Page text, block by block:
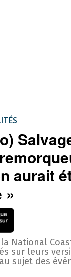
aurait
»
National
sur leurs
sujet des